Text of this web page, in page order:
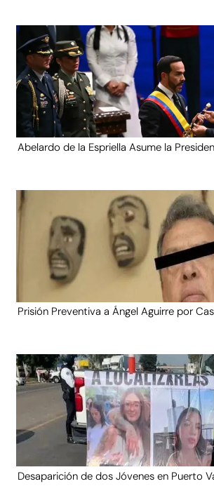
Abelardo de la Espriella Asume la
Prisión Preventiva a Ángel Aguirre por
Desaparición de dos Jóvenes en Puerto